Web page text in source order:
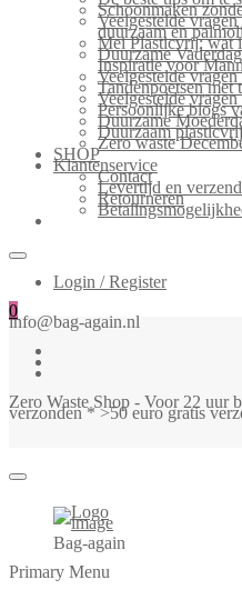
Schoonmaken
Veelgestelde
duurzaam en
Mei Plasticvrij: wat
Duurzame
Inspiratie voor
Veelgestelde
Tandenpoetsen met
Veelgestelde
Persoonlijke blogs
Duurzame
Duurzaam
Zero waste
SHOP
Klantenservice
Contact
Levertijd en
Retourneren
Login / Register
0
info@bag-again.nl
Zero Waste Shop - Voor 22 uur
verzonden * >50 euro gratis
Bag-again
Primary Menu